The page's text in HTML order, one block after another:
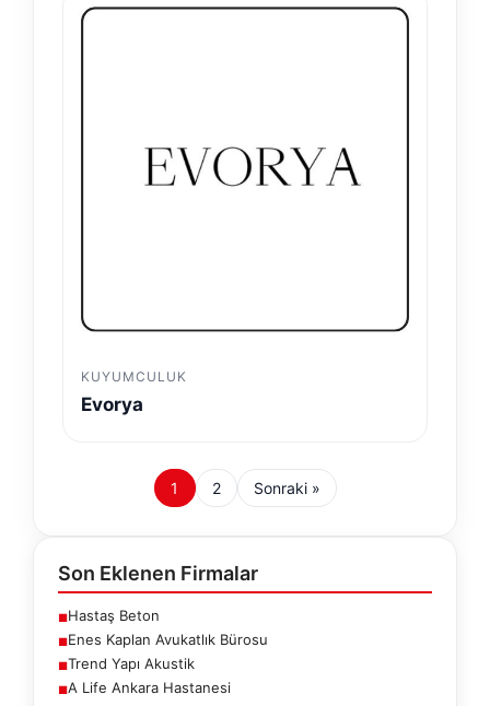
KUYUMCULUK
Evorya
1 2 Sonraki »
Son Eklenen Firmalar
■Hastaş Beton
■Enes Kaplan Avukatlık Bürosu
■Trend Yapı Akustik
■A Life Ankara Hastanesi